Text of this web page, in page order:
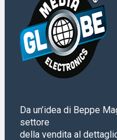
Da un’idea di Beppe
settore
della vendita al